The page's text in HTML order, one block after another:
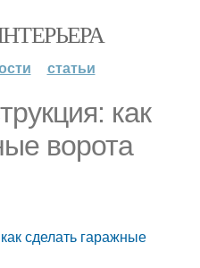
статьи
как
ворота
сделать гаражные